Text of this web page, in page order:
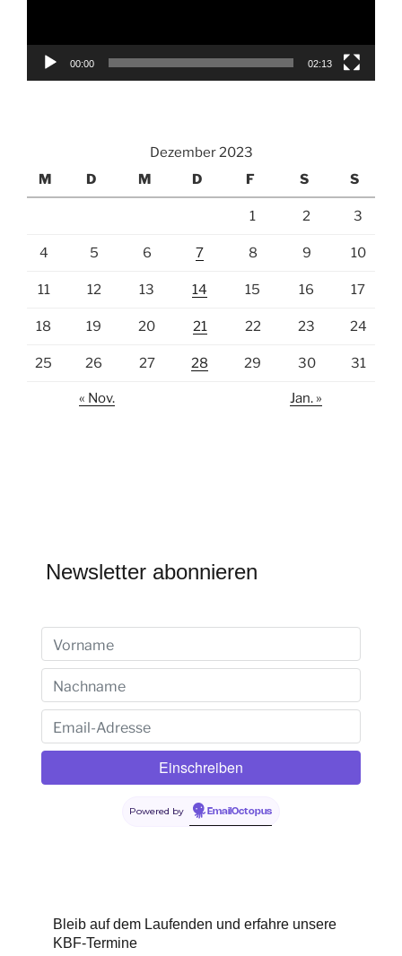
00:00 02:13
Dezember 2023
M
D M D F S S
1 2 3
4 5 6 7 8 9 10
11 12 13 14 15 16 17
18 19 20 21 22 23 24
25 26 27 28 29 30 31
« Nov. Jan. »
Newsletter abonnieren
Powered by EmailOctopus
Bleib auf dem Laufenden und erfahre unsere
KBF-Termine